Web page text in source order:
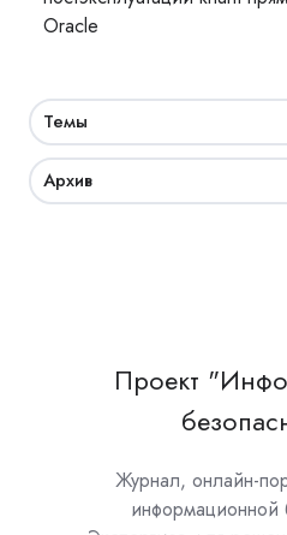
Oracle
Темы
Архив
Проект
Журнал, онлайн-
информационной